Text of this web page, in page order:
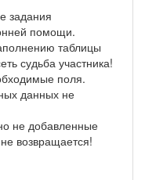
задания
помощи.
таблицы
судьба участника!
поля.
данных не
не добавленные
возвращается!